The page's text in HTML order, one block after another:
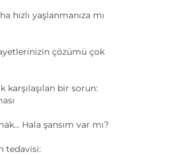
hızlı yaşlanmanıza mı
çözümü çok
karşılaşılan bir sorun:
Hala şansım var mı?
tedavisi: